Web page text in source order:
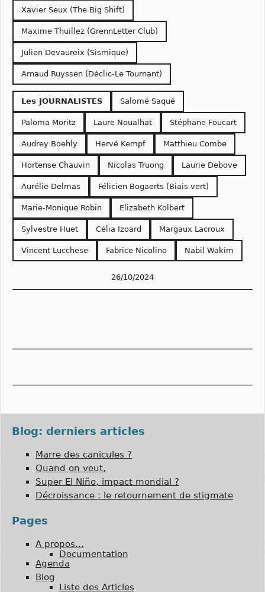
Xavier Seux (The Big Shift)
Maxime Thuillez (GrennLetter Club)
Julien Devaureix (Sismique)
Arnaud Ruyssen (Déclic-Le Tournant)
Les JOURNALISTES Salomé Saqué
Paloma Moritz Laure Noualhat Stéphane Foucart
Audrey Boehly Hervé Kempf Matthieu Combe
Hortense Chauvin Nicolas Truong Laurie Debove
Aurélie Delmas Félicien Bogaerts (Biais vert)
Marie-Monique Robin Elizabeth Kolbert
Sylvestre Huet Célia Izoard Margaux Lacroux
Vincent Lucchese Fabrice Nicolino Nabil Wakim
26/10/2024
Blog: derniers articles
Marre des canicules ?
Quand on veut,
Super El Niño, impact mondial ?
Décroissance : le retournement de stigmate
Pages
A propos…
Documentation
Agenda
Blog
Liste des Articles